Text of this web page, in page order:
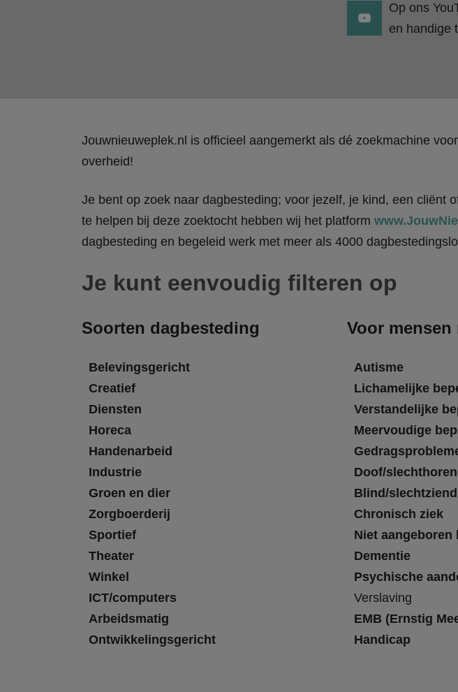
Op ons
en handige
Jouwnieuweplek.nl is officieel aangemerkt als dé zoekmachine
overheid!
Je bent op zoek naar dagbesteding; voor jezelf, je kind, een cliënt
te helpen bij deze zoektocht hebben wij het platform
dagbesteding en begeleid werk met meer als 4000
Je kunt eenvoudig filteren op
Soorten dagbesteding
Belevingsgericht
Creatief
Diensten
Horeca
Handenarbeid
Industrie
Groen en dier
Zorgboerderij
Sportief
Theater
Winkel
ICT/computers
Arbeidsmatig
Ontwikkelingsgericht
Voor mensen
Autisme
Lichamelijke
Verstandelijke
Meervoudige
Doof/
Blind/slechtziend
Chronisch ziek
Niet aangeboren
Dementie
Psychische
Verslaving
EMB (Ernstig
Handicap